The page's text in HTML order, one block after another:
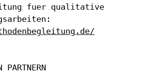
fuer qualitative
PARTNERN